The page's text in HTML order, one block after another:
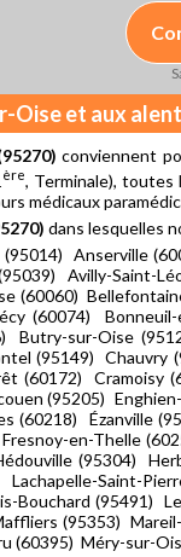
Oise et aux
conviennent
ère, Terminale), toutes
médicaux
dans lesquelles
Anserville
Avilly-Saint-
(60060)
(60074)
Butry-sur-Oise
(95149)
(60172)
(95205)
(60218) Ézanville
en-Thelle
(95304)
Saint-
Bouchard (95491)
(95353)
(60395) Méry-sur-